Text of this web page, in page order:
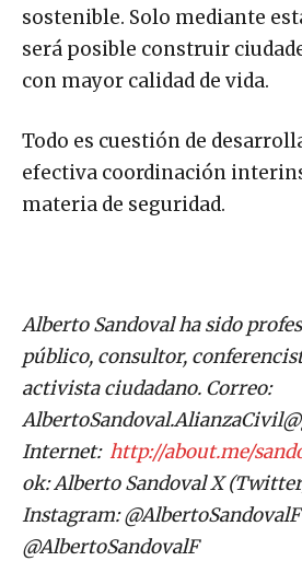
sostenible. Solo mediante
será posible construir
con mayor calidad de vida.
Todo es cuestión de
efectiva coordinación
materia de seguridad.
Alberto Sandoval ha sido
público, consultor,
activista ciudadano. Correo:
Internet: http://about.me/
ok: Alberto Sandoval X
Instagram:
@AlbertoSandovalF